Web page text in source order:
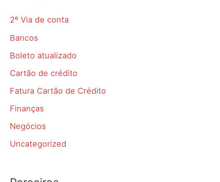
2º Via de conta
Bancos
Boleto atualizado
Cartão de crédito
Fatura Cartão de Crédito
Finanças
Negócios
Uncategorized